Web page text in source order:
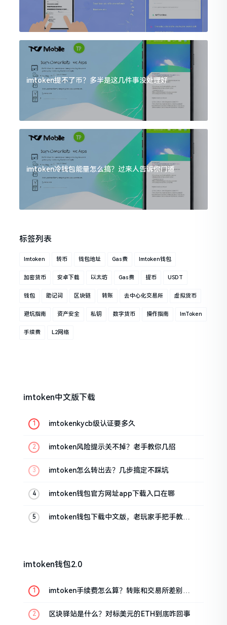
imtoken提不了币？多半是这几件事没处理好
imtoken冷钱包能量怎么搞？过来人告诉你门道
标签列表
Imtoken 转币 钱包地址 Gas费 Imtoken钱包
加密货币 安卓下载 以太坊 Gas费 提币 USDT
钱包 助记词 区块链 转账 去中心化交易所 虚拟货币
避坑指南 资产安全 私钥 数字货币 操作指南 ImToken
手续费 L2网络
imtoken中文版下载
imtokenkycb级认证要多久
imtoken风险提示关不掉？老手教你几招
imtoken怎么转出去？几步搞定不踩坑
imtoken钱包官方网址app下载入口在哪
imtoken钱包下载中文版，老玩家手把手教你
imtoken钱包2.0
imtoken手续费怎么算？转账和交易所差别大
区块驿站是什么？对标美元的ETH到底咋回事